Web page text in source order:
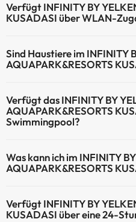
Verfügt INFINITY BY
KUSADASI über WLAN-
über WLAN-Zugang.
Sind Haustiere im INFINITY
AQUAPARK&RESORTS
KUSADASI nicht erlaubt.
Verfügt das INFINITY BY
AQUAPARK&RESORTS
Swimmingpool?
über ein Schwimmbad (dieser
gebührenpflichtig). Hier finden
Außenpool (Sommersaison)
Was kann ich im INFINITY
AQUAPARK&RESORTS
folgenden Aktivitäten an (einige
Verfügt INFINITY BY
KUSADASI über eine 24-